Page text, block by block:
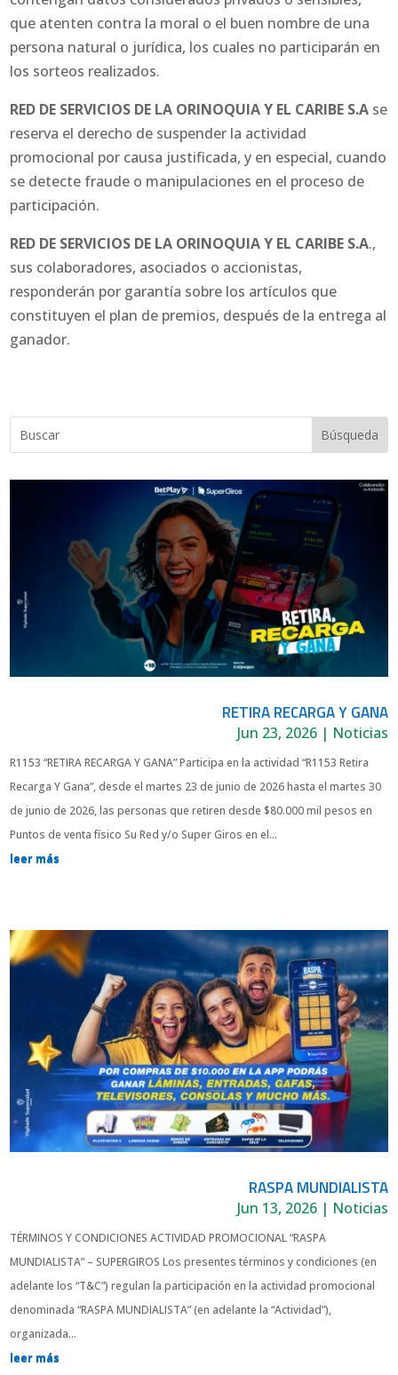
que atenten contra la moral o el buen nombre de una
persona natural o jurídica, los cuales no participarán en
los sorteos realizados.
RED DE SERVICIOS DE LA ORINOQUIA Y EL CARIBE S.A se
reserva el derecho de suspender la actividad
promocional por causa justificada, y en especial, cuando
se detecte fraude o manipulaciones en el proceso de
participación.
RED DE SERVICIOS DE LA ORINOQUIA Y EL CARIBE S.A.,
sus colaboradores, asociados o accionistas,
responderán por garantía sobre los artículos que
constituyen el plan de premios, después de la entrega al
ganador.
RETIRA RECARGA Y GANA
Jun 23, 2026| Noticias
R1153 “RETIRA RECARGA Y GANA” Participa en la actividad “R1153 Retira
Recarga Y Gana”, desde el martes 23 de junio de 2026 hasta el martes 30
de junio de 2026, las personas que retiren desde $80.000 mil pesos en
Puntos de venta físico Su Red y/o Super Giros en el...
leer más
RASPA MUNDIALISTA
Jun 13, 2026| Noticias
TÉRMINOS Y CONDICIONES ACTIVIDAD PROMOCIONAL “RASPA
MUNDIALISTA” – SUPERGIROS Los presentes términos y condiciones (en
adelante los “T&C”) regulan la participación en la actividad promocional
denominada “RASPA MUNDIALISTA” (en adelante la “Actividad”),
organizada...
leer más